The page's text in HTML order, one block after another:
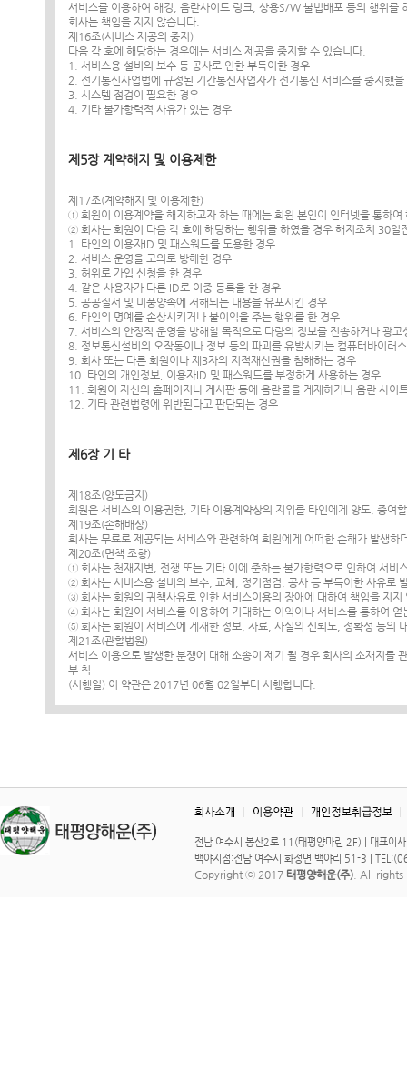
서비스를 이용하여 해킹, 음란사이트 링크, 상용S/W 불법배포 등의 행위를
회사는 책임을 지지 않습니다.
제16조(서비스 제공의 중지)
다음 각 호에 해당하는 경우에는 서비스 제공을 중지할 수 있습니다.
1. 서비스용 설비의 보수 등 공사로 인한 부득이한 경우
2. 전기통신사업법에 규정된 기간통신사업자가 전기통신 서비스를 중지했
3. 시스템 점검이 필요한 경우
4. 기타 불가항력적 사유가 있는 경우
제5장 계약해지 및 이용제한
제17조(계약해지 및 이용제한)
① 회원이 이용계약을 해지하고자 하는 때에는 회원 본인이 인터넷을 통하
② 회사는 회원이 다음 각 호에 해당하는 행위를 하였을 경우 해지조치 30
1. 타인의 이용자ID 및 패스워드를 도용한 경우
2. 서비스 운영을 고의로 방해한 경우
3. 허위로 가입 신청을 한 경우
4. 같은 사용자가 다른 ID로 이중 등록을 한 경우
5. 공공질서 및 미풍양속에 저해되는 내용을 유포시킨 경우
6. 타인의 명예를 손상시키거나 불이익을 주는 행위를 한 경우
7. 서비스의 안정적 운영을 방해할 목적으로 다량의 정보를 전송하거나 광
8. 정보통신설비의 오작동이나 정보 등의 파괴를 유발시키는 컴퓨터바이러
9. 회사 또는 다른 회원이나 제3자의 지적재산권을 침해하는 경우
10. 타인의 개인정보, 이용자ID 및 패스워드를 부정하게 사용하는 경우
11. 회원이 자신의 홈페이지나 게시판 등에 음란물을 게재하거나 음란 사이
12. 기타 관련법령에 위반된다고 판단되는 경우
제6장 기 타
제18조(양도금지)
회원은 서비스의 이용권한, 기타 이용계약상의 지위를 타인에게 양도, 증여
제19조(손해배상)
회사는 무료로 제공되는 서비스와 관련하여 회원에게 어떠한 손해가 발생
제20조(면책 조항)
① 회사는 천재지변, 전쟁 또는 기타 이에 준하는 불가항력으로 인하여 서비
② 회사는 서비스용 설비의 보수, 교체, 정기점검, 공사 등 부득이한 사유로
③ 회사는 회원의 귀책사유로 인한 서비스이용의 장애에 대하여 책임을 지지
④ 회사는 회원이 서비스를 이용하여 기대하는 이익이나 서비스를 통하여
⑤ 회사는 회원이 서비스에 게재한 정보, 자료, 사실의 신뢰도, 정확성 등의
제21조(관할법원)
서비스 이용으로 발생한 분쟁에 대해 소송이 제기 될 경우 회사의 소재지를
부 칙
(시행일) 이 약관은 2017년 06월 02일부터 시행합니다.
전남 여수시 봉산2로 11(태평양마린 2F) | 대표
백야지점:전남 여수시 화정면 백야리 51-3 |
Copyright ⓒ 2017 태평양해운(주) . All